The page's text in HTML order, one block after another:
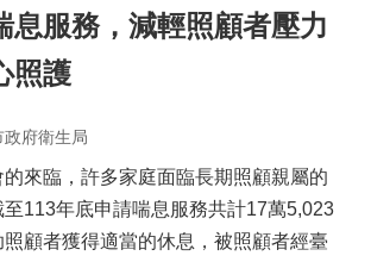
息服務，減輕照顧者壓力
照護
府衛生局
來臨，許多家庭面臨長期照顧親屬的
113年底申請喘息服務共計17萬5,023
照顧者獲得適當的休息，被照顧者經臺